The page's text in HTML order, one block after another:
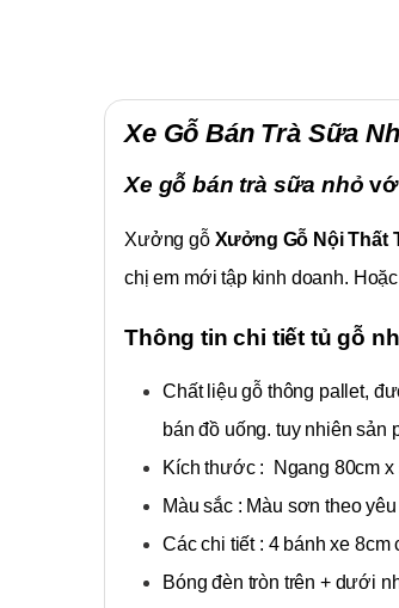
Xe Gỗ Bán Trà Sữa
Xe gỗ bán trà sữa nhỏ
Xưởng gỗ Xưởng Gỗ Nội Thất
chị em mới tập kinh doanh.
Thông tin chi tiết tủ gỗ
Chất liệu gỗ thông pallet,
bán đồ uống. tuy nhiên sản
Kích thước : Ngang 80cm x
Màu sắc : Màu sơn theo
Các chi tiết : 4 bánh xe
Bóng đèn tròn trên + dưới